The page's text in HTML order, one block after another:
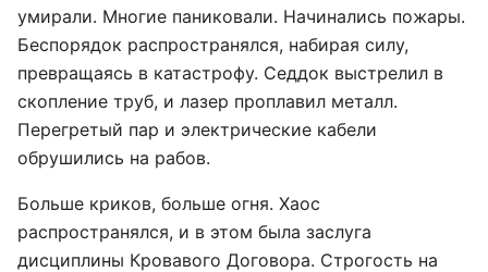
умирали. Многие паниковали. Начинались пожары.
Беспорядок распространялся, набирая силу,
превращаясь в катастрофу. Седдок выстрелил в
скопление труб, и лазер проплавил металл.
Перегретый пар и электрические кабели
обрушились на рабов.
Больше криков, больше огня. Хаос
распространялся, и в этом была заслуга
дисциплины Кровавого Договора. Строгость на